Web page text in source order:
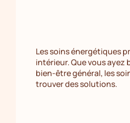
Les soins énergétiques
intérieur. Que vous
bien-être général, les
trouver des solutions.